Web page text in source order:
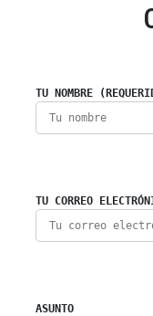
TU NOMBRE
TU CORREO
ASUNTO